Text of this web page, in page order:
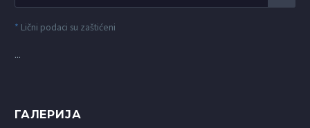
* Lični podaci su zaštićeni
...
ГАЛЕРИЈА